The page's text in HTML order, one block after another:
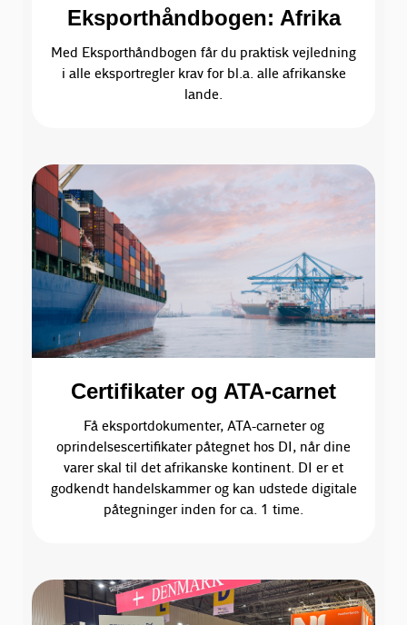
Eksporthåndbogen: Afrika
Med Eksporthåndbogen får du praktisk vejledning
i alle eksportregler krav for bl.a. alle afrikanske
lande.
Certifikater og ATA-carnet
Få eksportdokumenter, ATA-carneter og
oprindelsescertifikater påtegnet hos DI, når dine
varer skal til det afrikanske kontinent. DI er et
godkendt handelskammer og kan udstede digitale
påtegninger inden for ca. 1 time.